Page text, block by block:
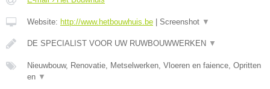
Website: http://www.hetbouwhuis.be | Screenshot ▼
DE SPECIALIST VOOR UW RUWBOUWWERKEN ▼
Nieuwbouw, Renovatie, Metselwerken, Vloeren en faience, Opritten
en ▼